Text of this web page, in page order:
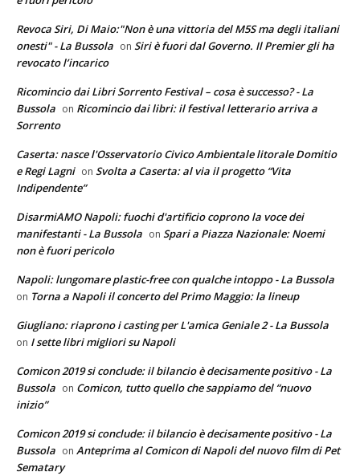
Revoca Siri, Di Maio:"Non è una vittoria del M5S ma degli italiani
onesti" - La Bussola on Siri è fuori dal Governo. Il Premier gli ha
revocato l’incarico
Ricomincio dai Libri Sorrento Festival – cosa è successo? - La
Bussola on Ricomincio dai libri: il festival letterario arriva a
Sorrento
Caserta: nasce l'Osservatorio Civico Ambientale litorale Domitio
e Regi Lagni on Svolta a Caserta: al via il progetto “Vita
Indipendente”
DisarmiAMO Napoli: fuochi d'artificio coprono la voce dei
manifestanti - La Bussola on Spari a Piazza Nazionale: Noemi
non è fuori pericolo
Napoli: lungomare plastic-free con qualche intoppo - La Bussola
on Torna a Napoli il concerto del Primo Maggio: la lineup
Giugliano: riaprono i casting per L'amica Geniale 2 - La Bussola
on I sette libri migliori su Napoli
Comicon 2019 si conclude: il bilancio è decisamente positivo - La
Bussola on Comicon, tutto quello che sappiamo del “nuovo
inizio”
Comicon 2019 si conclude: il bilancio è decisamente positivo - La
Bussola on Anteprima al Comicon di Napoli del nuovo film di Pet
Sematary